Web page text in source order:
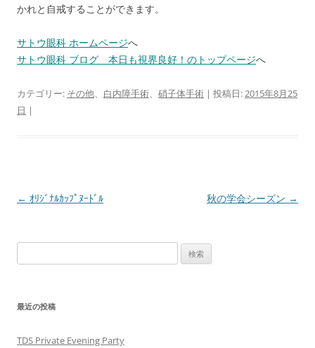
かれと自戒することができます。
サトウ眼科 ホームページへ
サトウ眼科 ブログ 本日も視界良好！のトップページへ
カテゴリー: その他、 白内障手術、 硝子体手術 | 投稿日:2015年8月25
日 |
投
ョ
← ｵﾘｼﾞﾅﾙｶｯﾌﾟﾇｰﾄﾞﾙ 秋の学会シーズン →
索:
最近の投稿
TDS Private Evening Party